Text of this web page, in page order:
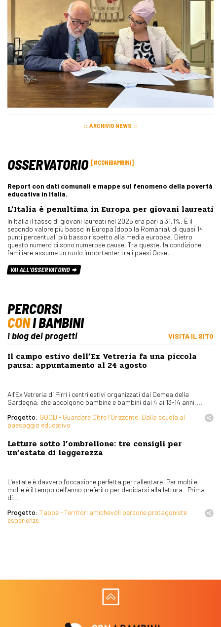
ARCHIVIO NEWS
OSSERVATORIO #CONIBAMBINI
Report con dati comunali e mappe sul fenomeno della povertà
educativa in Italia.
L’Italia è penultima in Europa per giovani laureati
In Italia il tasso di giovani laureati nel 2025 era pari a 31,1%. È il
secondo valore più basso in Europa (dopo la Romania), di quasi 14
punti percentuali più basso rispetto alla media europea. Dietro
questo numero ci sono numerose cause. Tra queste, la condizione
familiare assume un ruolo importante: tra i paesi Ocse,…
VAI ALL'OSSERVATORIO
PERCORSI
CONI BAMBINI
I blog dei progetti VISITA IL SITO
Il campo estivo dell’Ex Vetreria fa una piccola
pausa: appuntamento al 24 agosto
All’Ex Vetreria di Pirri i centri estivi organizzati dai Cemea della
Sardegna, che accolgono bambine e bambini dai 4 ai 13-14 anni,...
Progetto: GOOD - Guardare Oltre l’Orizzonte, Dalla scuola al
paesaggio educativo
Letture sotto l’ombrellone: tre consigli per
un’estate di leggerezza
L’estate è davvero l’occasione perfetta per rallentare. Per molti e
molte è il tempo dell’anno preferito per dedicarsi alla lettura. Prima
di...
Progetto: Tappe - Territori amichevoli persone protagoniste
esperienze